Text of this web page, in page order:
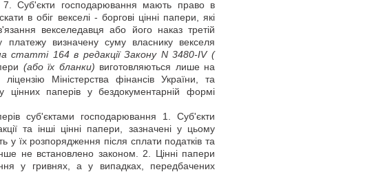
7. Суб'єкти господарювання мають право в
в обіг векселі - боргові цінні папери, які
векселедавця або його наказ третій
платежу визначену суму власнику векселя
статті 164 в редакції Закону N 3480-IV(
(або їх бланки) виготовляються лише на
Міністерства фінансів України, та
цінних паперів у бездокументарній формі
суб'єктами господарювання 1. Суб'єкти
та інші цінні папери, зазначені у цьому
у їх розпорядження після сплати податків та
не встановлено законом. 2. Цінні папери
у гривнях, а у випадках, передбачених